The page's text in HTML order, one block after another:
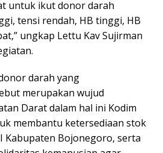
untuk ikut donor darah
tensi rendah, HB tinggi, HB
ungkap Lettu Kav Sujirman
darah yang
merupakan wujud
Darat dalam hal ini Kodim
membantu ketersediaan stok
Kabupaten Bojonegoro, serta